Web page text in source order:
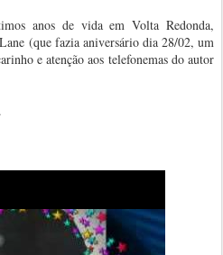
anos de vida em Volta Redonda,
(que fazia aniversário dia 28/02, um
e atenção aos telefonemas do autor